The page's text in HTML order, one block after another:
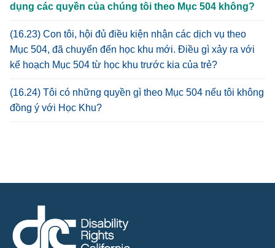
dụng các quyền của chúng tôi theo Mục 504 không?
(16.23) Con tôi, hội đủ điều kiện nhận các dịch vụ theo
Mục 504, đã chuyển đến học khu mới. Điều gì xảy ra với
kế hoạch Mục 504 từ học khu trước kia của trẻ?
(16.24) Tôi có những quyền gì theo Mục 504 nếu tôi không
đồng ý với Học Khu?